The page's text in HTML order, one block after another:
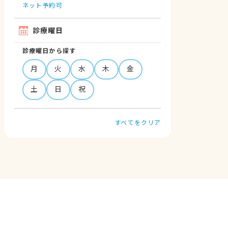
ネット予約可
診療曜日
診療曜日から探す
月 火 水 木
金
土
日 祝
すべてをクリア